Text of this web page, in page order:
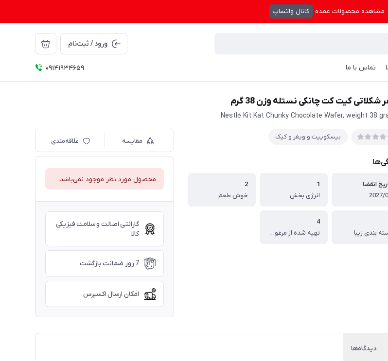
مشاهده محصولات عمده کانال واتساپ
ورود / ثبت‌نام
تماس با ما 09141934659 شکلاتی کیت کت چانکی نستله وزن 38 گرم
شکلاتی کیت کت چانکی نستله وزن 38 گرم
Nestlé Kit Kat Chunky Chocolate Wafer, weight 38
بیسکوییت و ویفر و کیک
انقضا
2027/
1
انرژی بخش
2
خوش طعم
بندی زیبا
4
تهیه شده از مرغوب ترین مواد اولیه
مقایسه علاقه‌مندی
محصول مورد نظر موجود نمی‌باشد.
گارانتی اصالت و سلامت فیزیکی
کالا
7 روز ضمانت بازگشت
امکان ارسال اکسپرس
دیدگاه‌ها